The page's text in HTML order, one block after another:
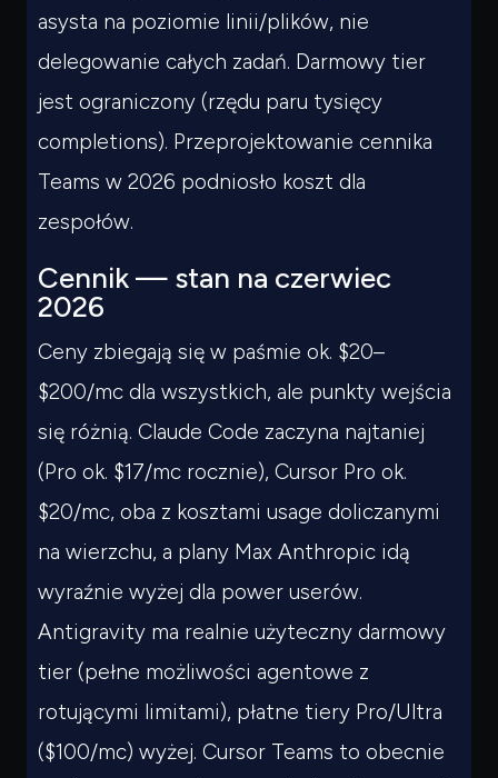
asysta na poziomie linii/plików, nie
delegowanie całych zadań. Darmowy tier
jest ograniczony (rzędu paru tysięcy
completions). Przeprojektowanie cennika
Teams w 2026 podniosło koszt dla
zespołów.
Cennik — stan na czerwiec
2026
Ceny zbiegają się w paśmie ok. $20–
$200/mc dla wszystkich, ale punkty wejścia
się różnią. Claude Code zaczyna najtaniej
(Pro ok. $17/mc rocznie), Cursor Pro ok.
$20/mc, oba z kosztami usage doliczanymi
na wierzchu, a plany Max Anthropic idą
wyraźnie wyżej dla power userów.
Antigravity ma realnie użyteczny darmowy
tier (pełne możliwości agentowe z
rotującymi limitami), płatne tiery Pro/Ultra
($100/mc) wyżej. Cursor Teams to obecnie